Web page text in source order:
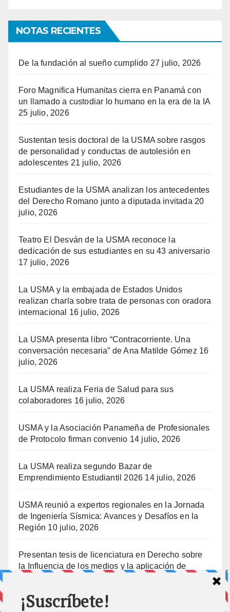
NOTAS RECIENTES
De la fundación al sueño cumplido 27 julio, 2026
Foro Magnifica Humanitas cierra en Panamá con
un llamado a custodiar lo humano en la era de la IA
25 julio, 2026
Sustentan tesis doctoral de la USMA sobre rasgos
de personalidad y conductas de autolesión en
adolescentes 21 julio, 2026
Estudiantes de la USMA analizan los antecedentes
del Derecho Romano junto a diputada invitada 20
julio, 2026
Teatro El Desván de la USMA reconoce la
dedicación de sus estudiantes en su 43 aniversario
17 julio, 2026
La USMA y la embajada de Estados Unidos
realizan charla sobre trata de personas con oradora
internacional 16 julio, 2026
La USMA presenta libro “Contracorriente. Una
conversación necesaria” de Ana Matilde Gómez 16
julio, 2026
La USMA realiza Feria de Salud para sus
colaboradores 16 julio, 2026
USMA y la Asociación Panameña de Profesionales
de Protocolo firman convenio 14 julio, 2026
La USMA realiza segundo Bazar de
Emprendimiento Estudiantil 2026 14 julio, 2026
USMA reunió a expertos regionales en la Jornada
de Ingeniería Sísmica: Avances y Desafíos en la
Región 10 julio, 2026
Presentan tesis de licenciatura en Derecho sobre
la Influencia de los medios y la aplicación de